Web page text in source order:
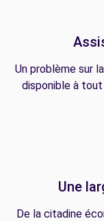
Un problème sur
disponible à
Une
De la citadine